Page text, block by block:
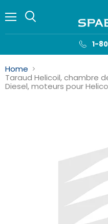
1-
Home
Taraud Helicoil, chambre
Diesel, moteurs pour